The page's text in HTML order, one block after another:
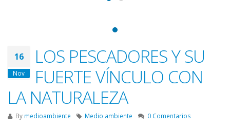
16
Nov
LOS PESCADORES Y SU
FUERTE VÍNCULO CON
LA NATURALEZA
By medioambiente Medio ambiente 0 Comentarios